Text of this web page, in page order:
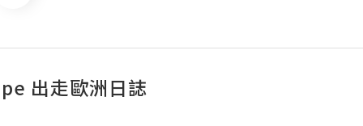
出走歐洲日誌